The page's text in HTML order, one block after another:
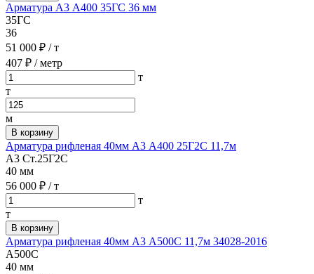
Арматура А3 А400 35ГС 36 мм
35ГС
36
51 000 ₽ / т
407 ₽ / метр
т
т
м
В корзину
Арматура рифленая 40мм А3 А400 25Г2С 11,7м
А3 Ст.25Г2С
40 мм
56 000 ₽ / т
т
т
В корзину
Арматура рифленая 40мм А3 А500С 11,7м 34028-2016
А500С
40 мм